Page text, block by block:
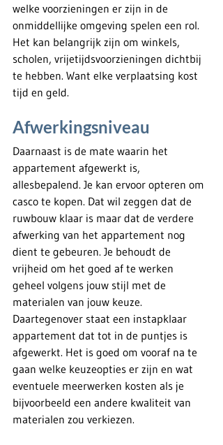
welke voorzieningen er zijn in de
onmiddellijke omgeving spelen een rol.
Het kan belangrijk zijn om winkels,
scholen, vrijetijdsvoorzieningen dichtbij
te hebben. Want elke verplaatsing kost
tijd en geld.
Afwerkingsniveau
Daarnaast is de mate waarin het
appartement afgewerkt is,
allesbepalend. Je kan ervoor opteren om
casco te kopen. Dat wil zeggen dat de
ruwbouw klaar is maar dat de verdere
afwerking van het appartement nog
dient te gebeuren. Je behoudt de
vrijheid om het goed af te werken
geheel volgens jouw stijl met de
materialen van jouw keuze.
Daartegenover staat een instapklaar
appartement dat tot in de puntjes is
afgewerkt. Het is goed om vooraf na te
gaan welke keuzeopties er zijn en wat
eventuele meerwerken kosten als je
bijvoorbeeld een andere kwaliteit van
materialen zou verkiezen.